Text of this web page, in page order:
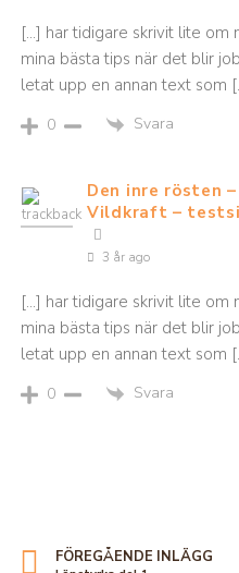
[…] har tidigare skrivit lite om
mina bästa tips när det blir
letat upp en annan text som
0 Svara
Den inre rösten
Vildkraft –
3 år ago
[…] har tidigare skrivit lite om
mina bästa tips när det blir
letat upp en annan text som
0 Svara
FÖREGÅENDE INLÄGG